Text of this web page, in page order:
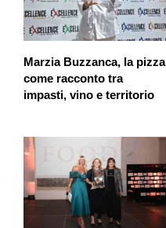
Marzia Buzzanca, la pizza
come racconto tra
impasti, vino e territorio